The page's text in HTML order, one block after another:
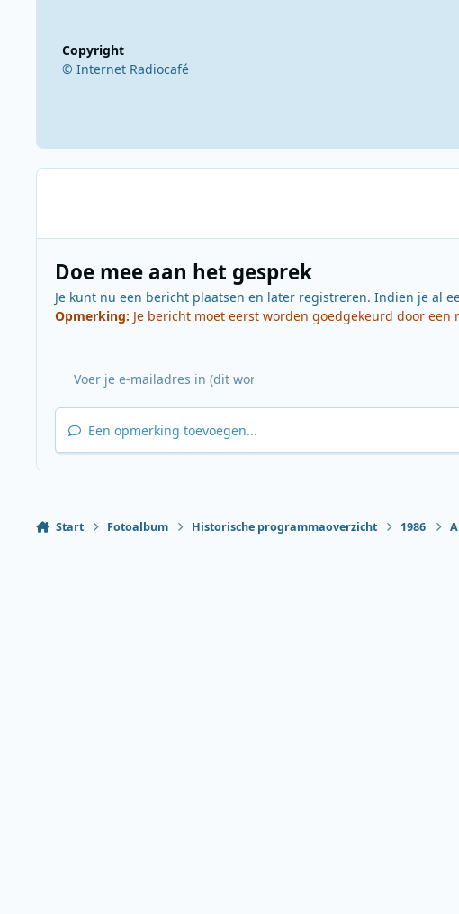
Copyright
© Internet Radiocafé
Doe mee aan het gesprek
Je kunt nu een bericht plaatsen en later registreren. Indien je al
Opmerking: Je bericht moet eerst worden goedgekeurd door
Een opmerking toevoegen...
Start Fotoalbum Historische programmaoverzicht 1986